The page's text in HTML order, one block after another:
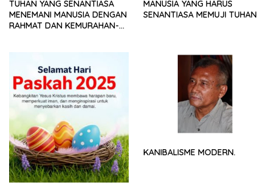
TUHAN YANG SENANTIASA
MENEMANI MANUSIA DENGAN
RAHMAT DAN KEMURAHAN-
MANUSIA YANG HARUS
SENANTIASA MEMUJI TUHAN
KANIBALISME MODERN.